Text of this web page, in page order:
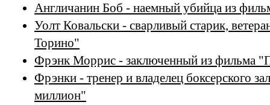
Англичанин Боб - наемный убийца из
Уолт Ковальски - сварливый старик,
Торино"
Фрэнк Моррис - заключенный из фильма
Фрэнки - тренер и владелец боксерского
миллион"